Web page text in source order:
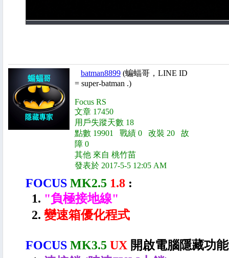
batman8899 (蝙蝠哥，LINE ID
= super-batman .)
Focus RS
文章 17450
用戶失蹤天數 18
點數 19901 戰績 0 改裝 20 故
障 0
其他 來自 桃竹苗
發表於 2017-5-5 12:05 AM
FOCUS MK2.5 1.8 :
1. "負極接地線"
2. 變速箱優化程式
FOCUS MK3.5 UX 開啟電腦隱藏功能